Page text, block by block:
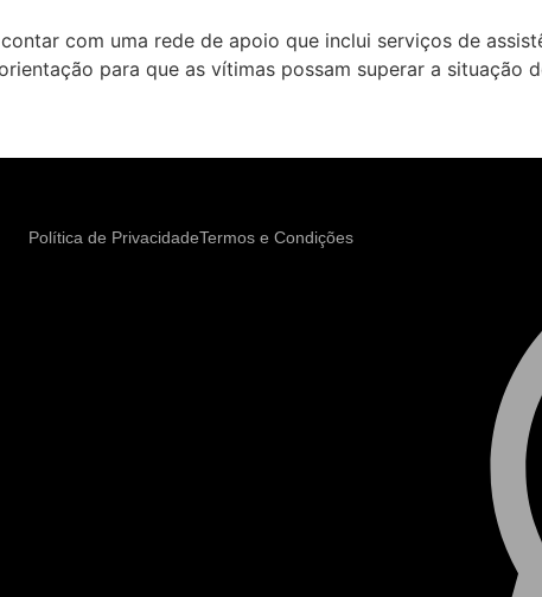
com uma rede de apoio que inclui serviços de
para que as vítimas possam superar a situação
Política de PrivacidadeTermos e Condições